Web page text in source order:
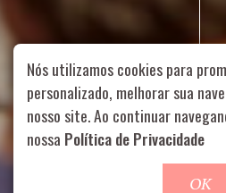
Rua Aurélia, 1714 – Vila
99178-5848 |
Role para
Nós utilizamos cookies para
personalizado, melhorar sua
nosso site. Ao continuar
nossa Política de Privacidade
OK